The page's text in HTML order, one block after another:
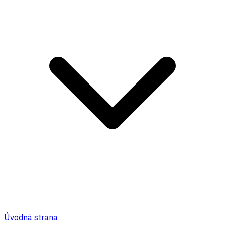
Úvodná strana